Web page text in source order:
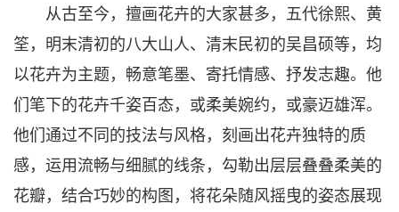
从古至今，擅画花卉的大家甚多，五代徐熙、黄
筌，明末清初的八大山人、清末民初的吴昌硕等，均
以花卉为主题，畅意笔墨、寄托情感、抒发志趣。他
们笔下的花卉千姿百态，或柔美婉约，或豪迈雄浑。
他们通过不同的技法与风格，刻画出花卉独特的质
感，运用流畅与细腻的线条，勾勒出层层叠叠柔美的
花瓣，结合巧妙的构图，将花朵随风摇曳的姿态展现